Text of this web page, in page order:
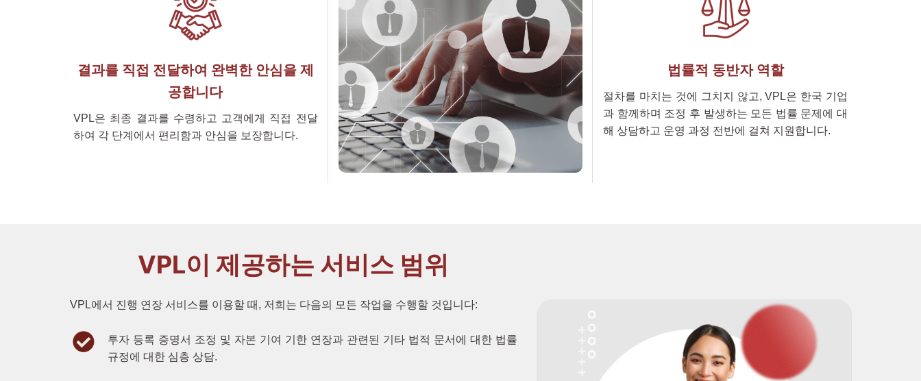
결과를 직접 전달하여 완벽한 안심을 제
공합니다
VPL은 최종 결과를 수령하고 고객에게 직접 전달
하여 각 단계에서 편리함과 안심을 보장합니다.
법률적 동반자 역할
절차를 마치는 것에 그치지 않고, VPL은 한국 기업
과 함께하며 조정 후 발생하는 모든 법률 문제에 대
해 상담하고 운영 과정 전반에 걸쳐 지원합니다.
VPL이 제공하는 서비스 범위
VPL에서 진행 연장 서비스를 이용할 때, 저희는 다음의 모든 작업을 수행할 것입니다:
투자 등록 증명서 조정 및 자본 기여 기한 연장과 관련된 기타 법적 문서에 대한 법률
규정에 대한 심층 상담.